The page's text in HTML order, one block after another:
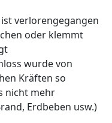
verlorengegangen
oder klemmt
wurde von
Kräften so
nicht mehr
Erdbeben usw.)